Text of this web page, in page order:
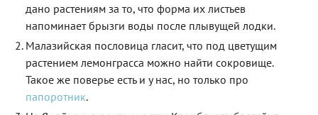
дано растениям за то, что форма их листьев
напоминает брызги воды после плывущей лодки.
Малазийская пословица гласит, что под цветущим
растением лемонграсса можно найти сокровище.
Такое же поверье есть и у нас, но только про
папоротник.